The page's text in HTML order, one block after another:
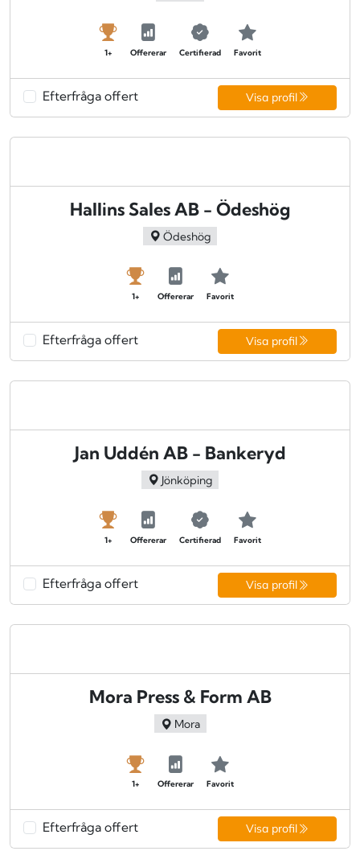
1+ Offererar Certifierad Favorit
Efterfråga offert Visa profil
Hallins Sales AB - Ödeshög
Ödeshög
1+ Offererar Favorit
Efterfråga offert Visa profil
Jan Uddén AB - Bankeryd
Jönköping
1+ Offererar Certifierad Favorit
Efterfråga offert Visa profil
Mora Press & Form AB
Mora
1+ Offererar Favorit
Efterfråga offert Visa profil